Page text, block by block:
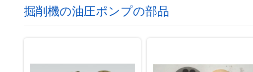
掘削機の油圧ポンプの部品